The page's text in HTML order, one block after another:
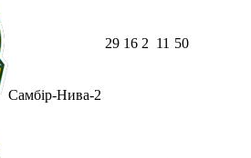
Самбір-Нива-2
29 16 2 11 50